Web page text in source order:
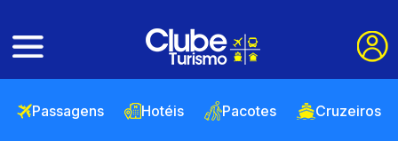
Passagens Hotéis Pacotes Cruzeiros